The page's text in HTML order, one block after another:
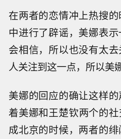
在两者的恋情冲上热搜
中进行了辟谣，美娜表
会相信，所以也没有太
人关注到这一点，所以美
美娜的回应的确让这样
着美娜和王楚钦两个的
成北京的时候，两者的